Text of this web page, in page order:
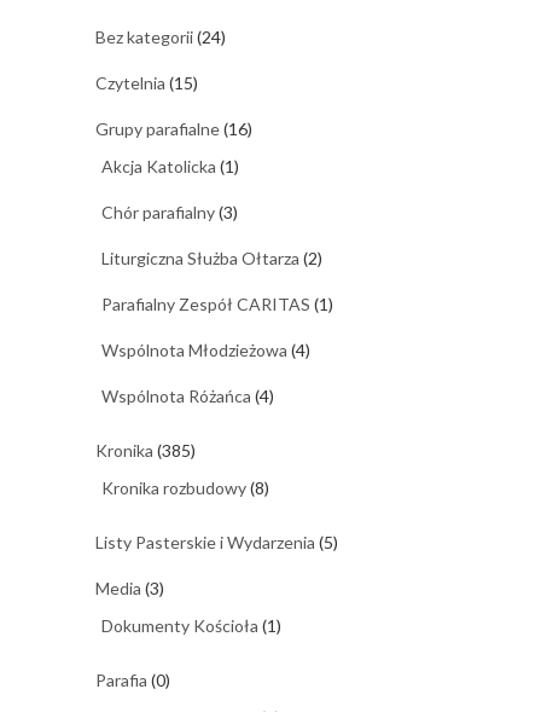
Bez kategorii(24)
Czytelnia (15)
Grupy parafialne(16)
Akcja Katolicka (1)
Chór parafialny(3)
Liturgiczna Służba Ołtarza (2)
Parafialny Zespół CARITAS (1)
Wspólnota Młodzieżowa (4)
Wspólnota Różańca (4)
Kronika (385)
Kronika rozbudowy(8)
Listy Pasterskie i Wydarzenia (5)
Media (3)
Dokumenty Kościoła (1)
Parafia (0)